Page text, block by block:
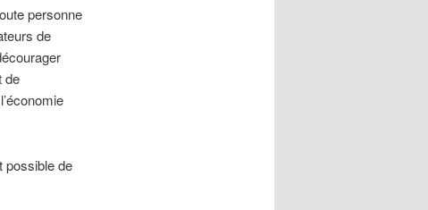
personne
de
de
possible de